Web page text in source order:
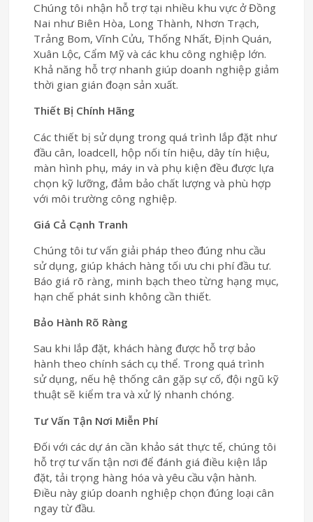
Chúng tôi nhận hỗ trợ tại nhiều khu vực ở Đồng
Nai như Biên Hòa, Long Thành, Nhơn Trạch,
Trảng Bom, Vĩnh Cửu, Thống Nhất, Định Quán,
Xuân Lộc, Cẩm Mỹ và các khu công nghiệp lớn.
Khả năng hỗ trợ nhanh giúp doanh nghiệp giảm
thời gian gián đoạn sản xuất.
Thiết Bị Chính Hãng
Các thiết bị sử dụng trong quá trình lắp đặt như
đầu cân, loadcell, hộp nối tín hiệu, dây tín hiệu,
màn hình phụ, máy in và phụ kiện đều được lựa
chọn kỹ lưỡng, đảm bảo chất lượng và phù hợp
với môi trường công nghiệp.
Giá Cả Cạnh Tranh
Chúng tôi tư vấn giải pháp theo đúng nhu cầu
sử dụng, giúp khách hàng tối ưu chi phí đầu tư.
Báo giá rõ ràng, minh bạch theo từng hạng mục,
hạn chế phát sinh không cần thiết.
Bảo Hành Rõ Ràng
Sau khi lắp đặt, khách hàng được hỗ trợ bảo
hành theo chính sách cụ thể. Trong quá trình
sử dụng, nếu hệ thống cân gặp sự cố, đội ngũ kỹ
thuật sẽ kiểm tra và xử lý nhanh chóng.
Tư Vấn Tận Nơi Miễn Phí
Đối với các dự án cần khảo sát thực tế, chúng tôi
hỗ trợ tư vấn tận nơi để đánh giá điều kiện lắp
đặt, tải trọng hàng hóa và yêu cầu vận hành.
Điều này giúp doanh nghiệp chọn đúng loại cân
ngay từ đầu.